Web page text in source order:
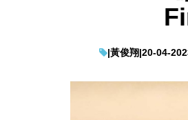
|黃俊翔|20-04-